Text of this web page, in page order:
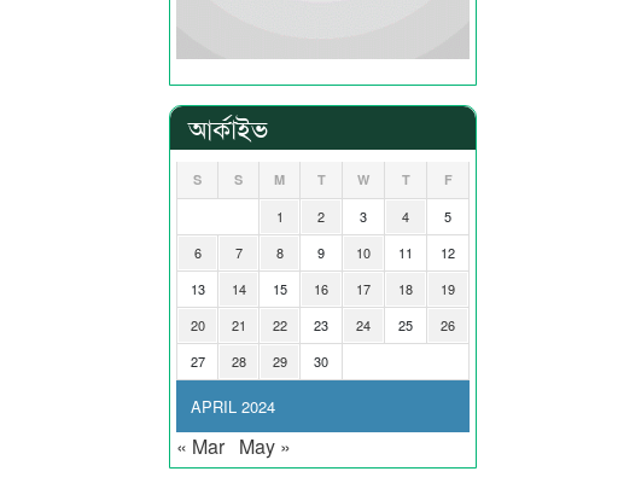
আর্কাইভ
APRIL 2024
S S M T W T F
1 2 3 4
5
6
7 8 9 10 11
12
13
14 15 16 17 18
19
20
21 22 23 24 25
26
27
28 29 30
« Mar May »